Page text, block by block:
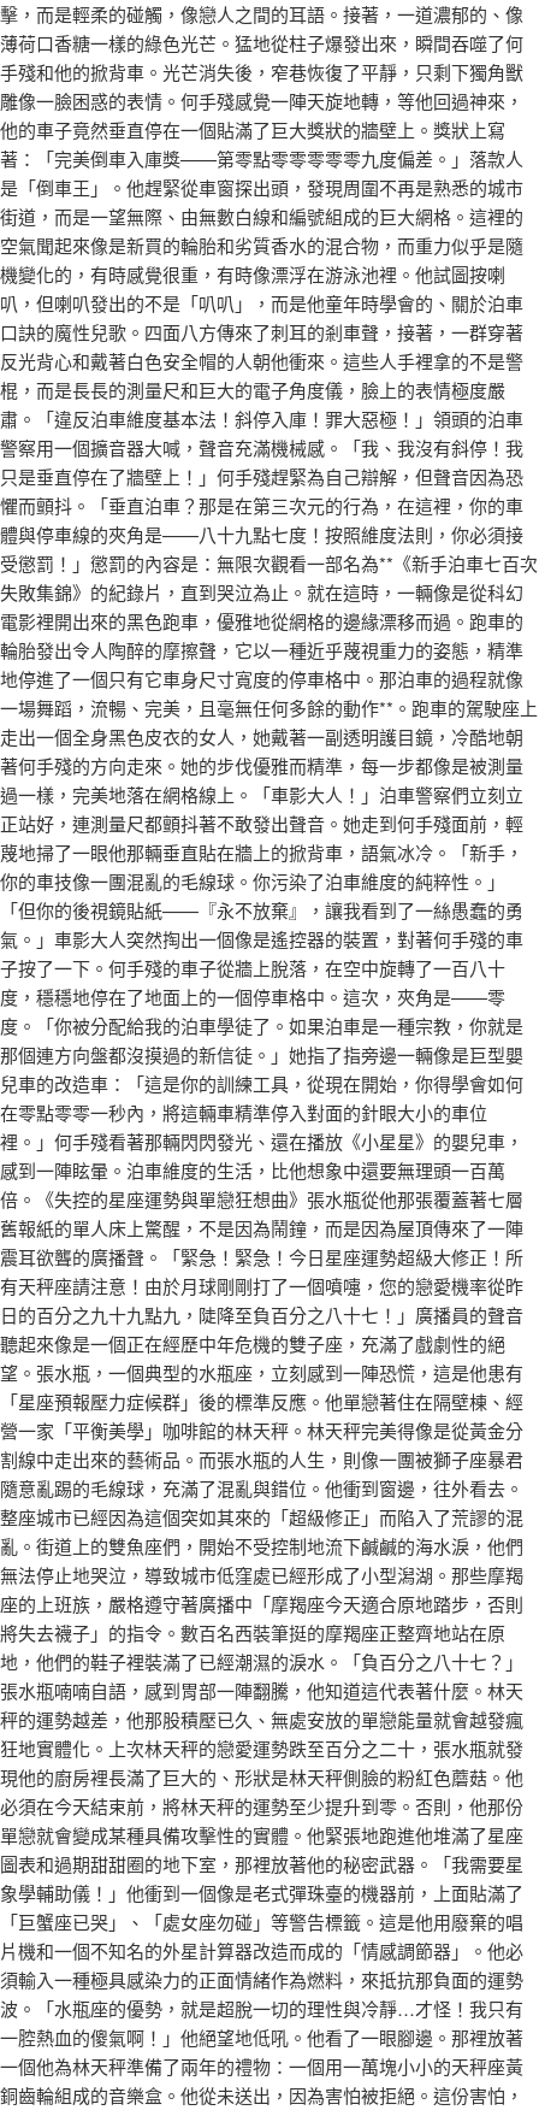
擊，而是輕柔的碰觸，像戀人之間的耳語。接著，一道濃郁的、像
薄荷口香糖一樣的綠色光芒。猛地從柱子爆發出來，瞬間吞噬了何
手殘和他的掀背車。光芒消失後，窄巷恢復了平靜，只剩下獨角獸
雕像一臉困惑的表情。何手殘感覺一陣天旋地轉，等他回過神來，
他的車子竟然垂直停在一個貼滿了巨大獎狀的牆壁上。獎狀上寫
著：「完美倒車入庫獎——第零點零零零零零九度偏差。」落款人
是「倒車王」。他趕緊從車窗探出頭，發現周圍不再是熟悉的城市
街道，而是一望無際、由無數白線和編號組成的巨大網格。這裡的
空氣聞起來像是新買的輪胎和劣質香水的混合物，而重力似乎是隨
機變化的，有時感覺很重，有時像漂浮在游泳池裡。他試圖按喇
叭，但喇叭發出的不是「叭叭」，而是他童年時學會的、關於泊車
口訣的魔性兒歌。四面八方傳來了刺耳的剎車聲，接著，一群穿著
反光背心和戴著白色安全帽的人朝他衝來。這些人手裡拿的不是警
棍，而是長長的測量尺和巨大的電子角度儀，臉上的表情極度嚴
肅。「違反泊車維度基本法！斜停入庫！罪大惡極！」領頭的泊車
警察用一個擴音器大喊，聲音充滿機械感。「我、我沒有斜停！我
只是垂直停在了牆壁上！」何手殘趕緊為自己辯解，但聲音因為恐
懼而顫抖。「垂直泊車？那是在第三次元的行為，在這裡，你的車
體與停車線的夾角是——八十九點七度！按照維度法則，你必須接
受懲罰！」懲罰的內容是：無限次觀看一部名為**《新手泊車七百次
失敗集錦》的紀錄片，直到哭泣為止。就在這時，一輛像是從科幻
電影裡開出來的黑色跑車，優雅地從網格的邊緣漂移而過。跑車的
輪胎發出令人陶醉的摩擦聲，它以一種近乎蔑視重力的姿態，精準
地停進了一個只有它車身尺寸寬度的停車格中。那泊車的過程就像
一場舞蹈，流暢、完美，且毫無任何多餘的動作**。跑車的駕駛座上
走出一個全身黑色皮衣的女人，她戴著一副透明護目鏡，冷酷地朝
著何手殘的方向走來。她的步伐優雅而精準，每一步都像是被測量
過一樣，完美地落在網格線上。「車影大人！」泊車警察們立刻立
正站好，連測量尺都顫抖著不敢發出聲音。她走到何手殘面前，輕
蔑地掃了一眼他那輛垂直貼在牆上的掀背車，語氣冰冷。「新手，
你的車技像一團混亂的毛線球。你污染了泊車維度的純粹性。」
「但你的後視鏡貼紙——『永不放棄』，讓我看到了一絲愚蠢的勇
氣。」車影大人突然掏出一個像是遙控器的裝置，對著何手殘的車
子按了一下。何手殘的車子從牆上脫落，在空中旋轉了一百八十
度，穩穩地停在了地面上的一個停車格中。這次，夾角是——零
度。「你被分配給我的泊車學徒了。如果泊車是一種宗教，你就是
那個連方向盤都沒摸過的新信徒。」她指了指旁邊一輛像是巨型嬰
兒車的改造車：「這是你的訓練工具，從現在開始，你得學會如何
在零點零零一秒內，將這輛車精準停入對面的針眼大小的車位
裡。」何手殘看著那輛閃閃發光、還在播放《小星星》的嬰兒車，
感到一陣眩暈。泊車維度的生活，比他想象中還要無理頭一百萬
倍。《失控的星座運勢與單戀狂想曲》張水瓶從他那張覆蓋著七層
舊報紙的單人床上驚醒，不是因為鬧鐘，而是因為屋頂傳來了一陣
震耳欲聾的廣播聲。「緊急！緊急！今日星座運勢超級大修正！所
有天秤座請注意！由於月球剛剛打了一個噴嚏，您的戀愛機率從昨
日的百分之九十九點九，陡降至負百分之八十七！」廣播員的聲音
聽起來像是一個正在經歷中年危機的雙子座，充滿了戲劇性的絕
望。張水瓶，一個典型的水瓶座，立刻感到一陣恐慌，這是他患有
「星座預報壓力症候群」後的標準反應。他單戀著住在隔壁棟、經
營一家「平衡美學」咖啡館的林天秤。林天秤完美得像是從黃金分
割線中走出來的藝術品。而張水瓶的人生，則像一團被獅子座暴君
隨意亂踢的毛線球，充滿了混亂與錯位。他衝到窗邊，往外看去。
整座城市已經因為這個突如其來的「超級修正」而陷入了荒謬的混
亂。街道上的雙魚座們，開始不受控制地流下鹹鹹的海水淚，他們
無法停止地哭泣，導致城市低窪處已經形成了小型潟湖。那些摩羯
座的上班族，嚴格遵守著廣播中「摩羯座今天適合原地踏步，否則
將失去襪子」的指令。數百名西裝筆挺的摩羯座正整齊地站在原
地，他們的鞋子裡裝滿了已經潮濕的淚水。「負百分之八十七？」
張水瓶喃喃自語，感到胃部一陣翻騰，他知道這代表著什麼。林天
秤的運勢越差，他那股積壓已久、無處安放的單戀能量就會越發瘋
狂地實體化。上次林天秤的戀愛運勢跌至百分之二十，張水瓶就發
現他的廚房裡長滿了巨大的、形狀是林天秤側臉的粉紅色蘑菇。他
必須在今天結束前，將林天秤的運勢至少提升到零。否則，他那份
單戀就會變成某種具備攻擊性的實體。他緊張地跑進他堆滿了星座
圖表和過期甜甜圈的地下室，那裡放著他的秘密武器。「我需要星
象學輔助儀！」他衝到一個像是老式彈珠臺的機器前，上面貼滿了
「巨蟹座已哭」、「處女座勿碰」等警告標籤。這是他用廢棄的唱
片機和一個不知名的外星計算器改造而成的「情感調節器」。他必
須輸入一種極具感染力的正面情緒作為燃料，來抵抗那負面的運勢
波。「水瓶座的優勢，就是超脫一切的理性與冷靜…才怪！我只有
一腔熱血的傻氣啊！」他絕望地低吼。他看了一眼腳邊。那裡放著
一個他為林天秤準備了兩年的禮物：一個用一萬塊小小的天秤座黃
銅齒輪組成的音樂盒。他從未送出，因為害怕被拒絕。這份害怕，